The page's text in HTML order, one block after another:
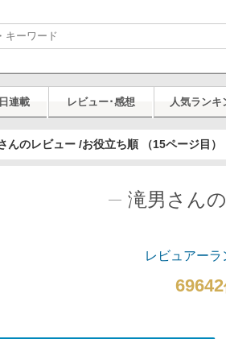
連載 レビュー･感想 人気ランキ
んのレビュー /お役立ち順 （15ページ目）
滝男さん
レビュアーラ
69642